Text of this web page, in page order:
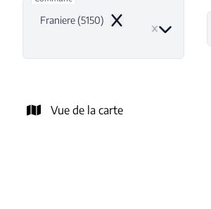
Franiere (5150)
Remove
Vue de la carte